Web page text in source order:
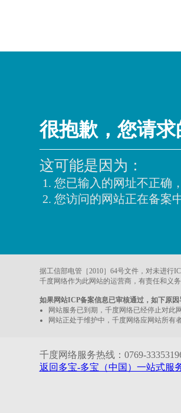
很抱歉，您请
这可能是因为：
您已输入的网址不正确
您访问的网站正在备案
据工信部电管［2010］64号文件，对未进行
千度网络作为此网站的运营商，有责任和义
如果网站ICP备案信息已审核通过，如下原
网站服务已到期，千度网络已经停止对此
网站正处于维护中，千度网络应网站所有
千度网络服务热线：0769-
返回多宝-多宝（中国）一站式服